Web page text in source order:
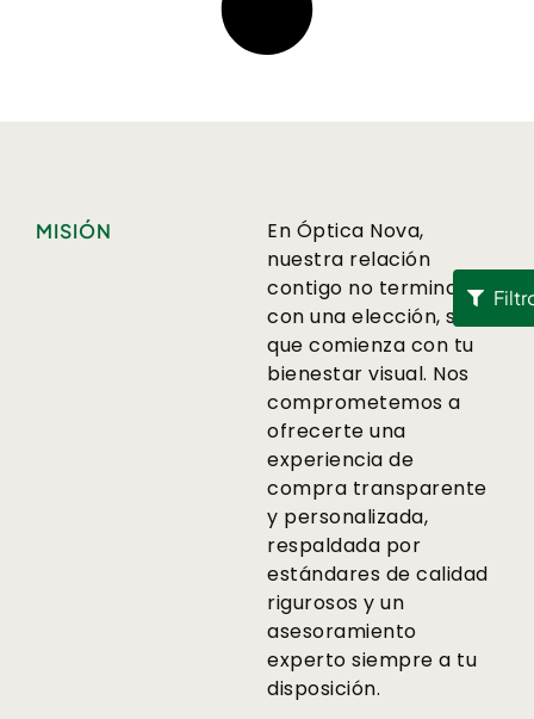
MISIÓN
En Óptica Nova,
nuestra relación
contigo no termina
con una elección, sino
que comienza con tu
bienestar visual. Nos
comprometemos a
ofrecerte una
experiencia de
compra transparente
y personalizada,
respaldada por
estándares de calidad
rigurosos y un
asesoramiento
experto siempre a tu
disposición.